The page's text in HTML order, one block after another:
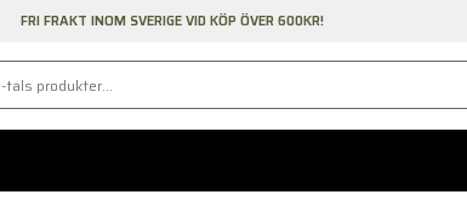
FRI FRAKT INOM SVERIGE VID KÖP ÖVER 600KR!